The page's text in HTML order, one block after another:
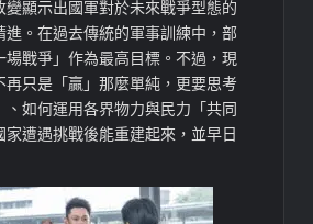
變顯示出國軍對於未來戰爭型態的
進。在過去傳統的軍事訓練中，部
場戰爭」作為最高目標。不過，現
再只是「贏」那麼單純，更要思考
、如何運用各界物力與民力「共同
家遭遇挑戰後能重建起來，並早日